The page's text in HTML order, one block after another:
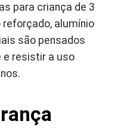
para criança de 3
alumínio
são pensados
resistir a uso